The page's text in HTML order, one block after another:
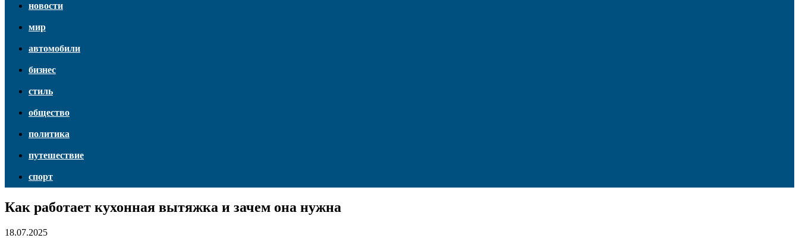
новости
мир
автомобили
бизнес
стиль
общество
политика
путешествие
спорт
Как работает кухонная вытяжка и зачем она нужна
18.07.2025